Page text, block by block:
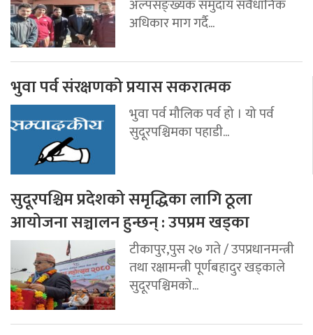
अल्पसङ्ख्यक समुदाय संवैधानिक
अधिकार माग गर्दै...
भुवा पर्व संरक्षणको प्रयास सकरात्मक
भुवा पर्व मौलिक पर्व हो । यो पर्व
सुदूरपश्चिमका पहाडी...
सुदूरपश्चिम प्रदेशको समृद्धिका लागि ठूला
आयोजना सञ्चालन हुन्छन् : उपप्रम खड्का
टीकापुर,पुस २७ गते / उपप्रधानमन्त्री
तथा रक्षामन्त्री पूर्णबहादुर खड्काले
सुदूरपश्चिमको...